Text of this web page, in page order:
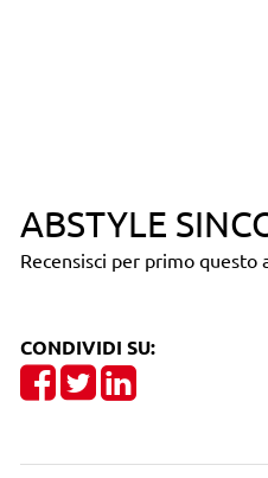
ABSTYLE
Recensisci per primo questo
CONDIVIDI SU:
Share on Facebook
TweetShare on